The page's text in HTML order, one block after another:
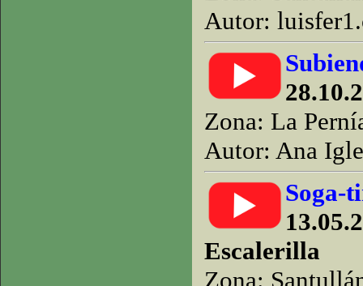
Autor:
Zona: La
Autor: Ana
Soga-
Escalerilla
Zona: